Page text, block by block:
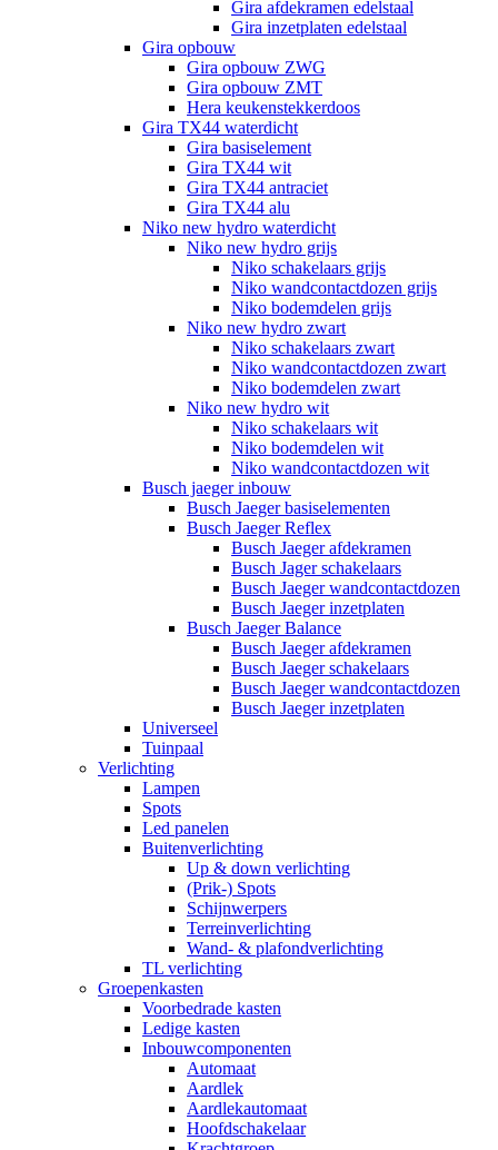
Gira afdekramen edelstaal
Gira inzetplaten edelstaal
Gira opbouw
Gira opbouw ZWG
Gira opbouw ZMT
Hera keukenstekkerdoos
Gira TX44 waterdicht
Gira basiselement
Gira TX44 wit
Gira TX44 antraciet
Gira TX44 alu
Niko new hydro waterdicht
Niko new hydro grijs
Niko schakelaars grijs
Niko wandcontactdozen grijs
Niko bodemdelen grijs
Niko new hydro zwart
Niko schakelaars zwart
Niko wandcontactdozen zwart
Niko bodemdelen zwart
Niko new hydro wit
Niko schakelaars wit
Niko bodemdelen wit
Niko wandcontactdozen wit
Busch jaeger inbouw
Busch Jaeger basiselementen
Busch Jaeger Reflex
Busch Jaeger afdekramen
Busch Jager schakelaars
Busch Jaeger wandcontactdozen
Busch Jaeger inzetplaten
Busch Jaeger Balance
Busch Jaeger afdekramen
Busch Jaeger schakelaars
Busch Jaeger wandcontactdozen
Busch Jaeger inzetplaten
Universeel
Tuinpaal
Verlichting
Lampen
Spots
Led panelen
Buitenverlichting
Up & down verlichting
(Prik-) Spots
Schijnwerpers
Terreinverlichting
Wand- & plafondverlichting
TL verlichting
Groepenkasten
Voorbedrade kasten
Ledige kasten
Inbouwcomponenten
Automaat
Aardlek
Aardlekautomaat
Hoofdschakelaar